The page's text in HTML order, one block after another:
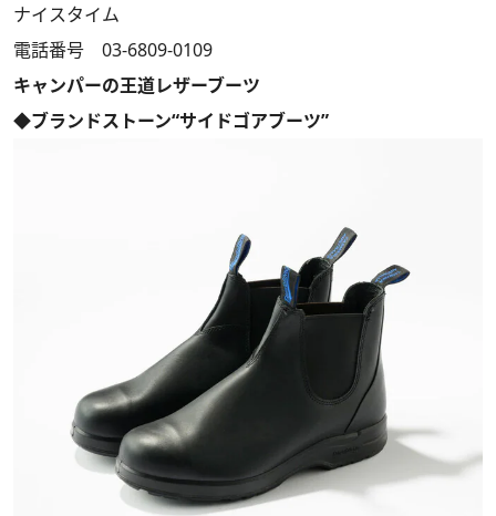
ナイスタイム
電話番号 03-6809-0109
キャンパーの王道レザーブーツ
◆ブランドストーン“サイドゴアブーツ”